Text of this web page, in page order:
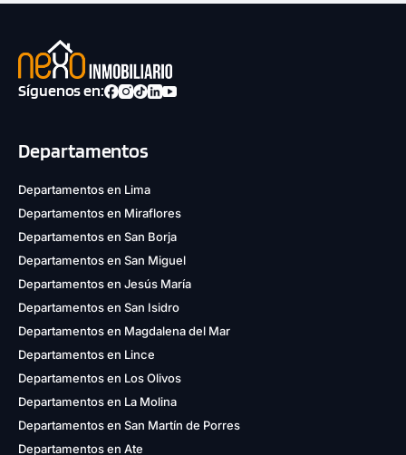
1 unidad disponible
S/ 520,600
109.09 m²
3 dorms.
COTIZAR AHORA
Síguenos en:
Departamentos
Departamentos en Lima
Departamentos en Miraflores
Departamentos en San Borja
Departamentos en San Miguel
Departamentos en Jesús María
Departamentos en San Isidro
Departamentos en Magdalena del Mar
Departamentos en Lince
Departamentos en Los Olivos
Departamentos en La Molina
Departamentos en San Martín de Porres
Departamentos en Ate